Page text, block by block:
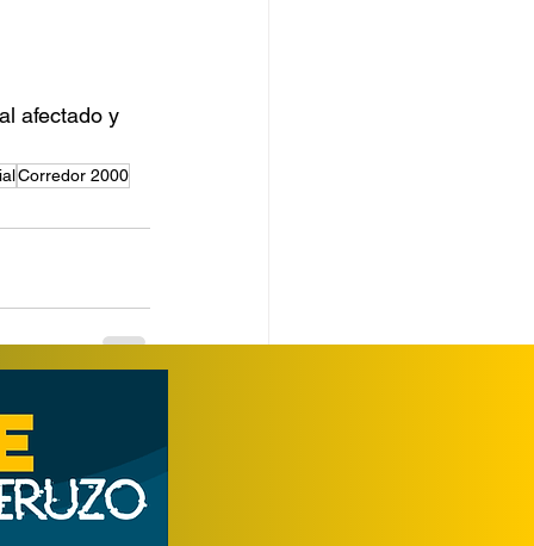
afectado y
Corredor 2000